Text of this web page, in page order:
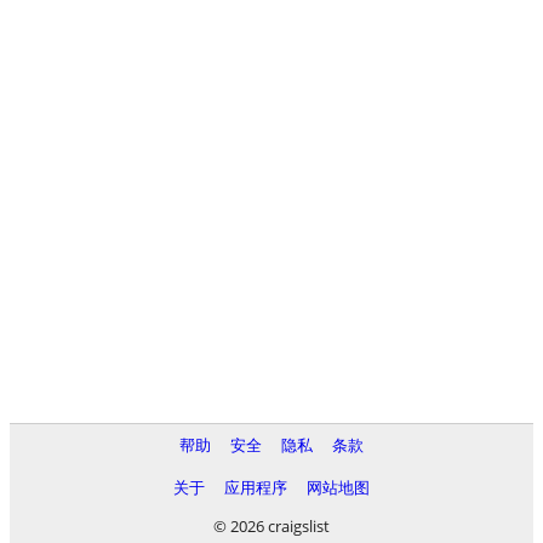
帮助 安全 隐私
条款
关于
应用程序
网站地图
© 2026 craigslist